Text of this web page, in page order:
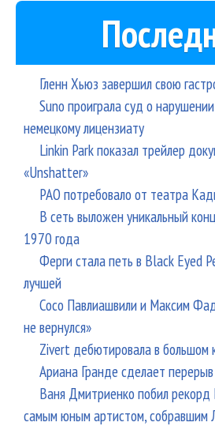
Гленн Хьюз завершил свою
Suno проиграла суд о
немецкому лицензиату
Linkin Park показал трейлер
«Unshatter»
РАО потребовало от театра
В сеть выложен уникальный
1970 года
Ферги стала петь в Black Eyed
лучшей
Сосо Павлиашвили и Максим
не вернулся»
Zivert дебютировала в большом
Ариана Гранде сделает
Ваня Дмитриенко побил рекорд
самым юным артистом, собравшим